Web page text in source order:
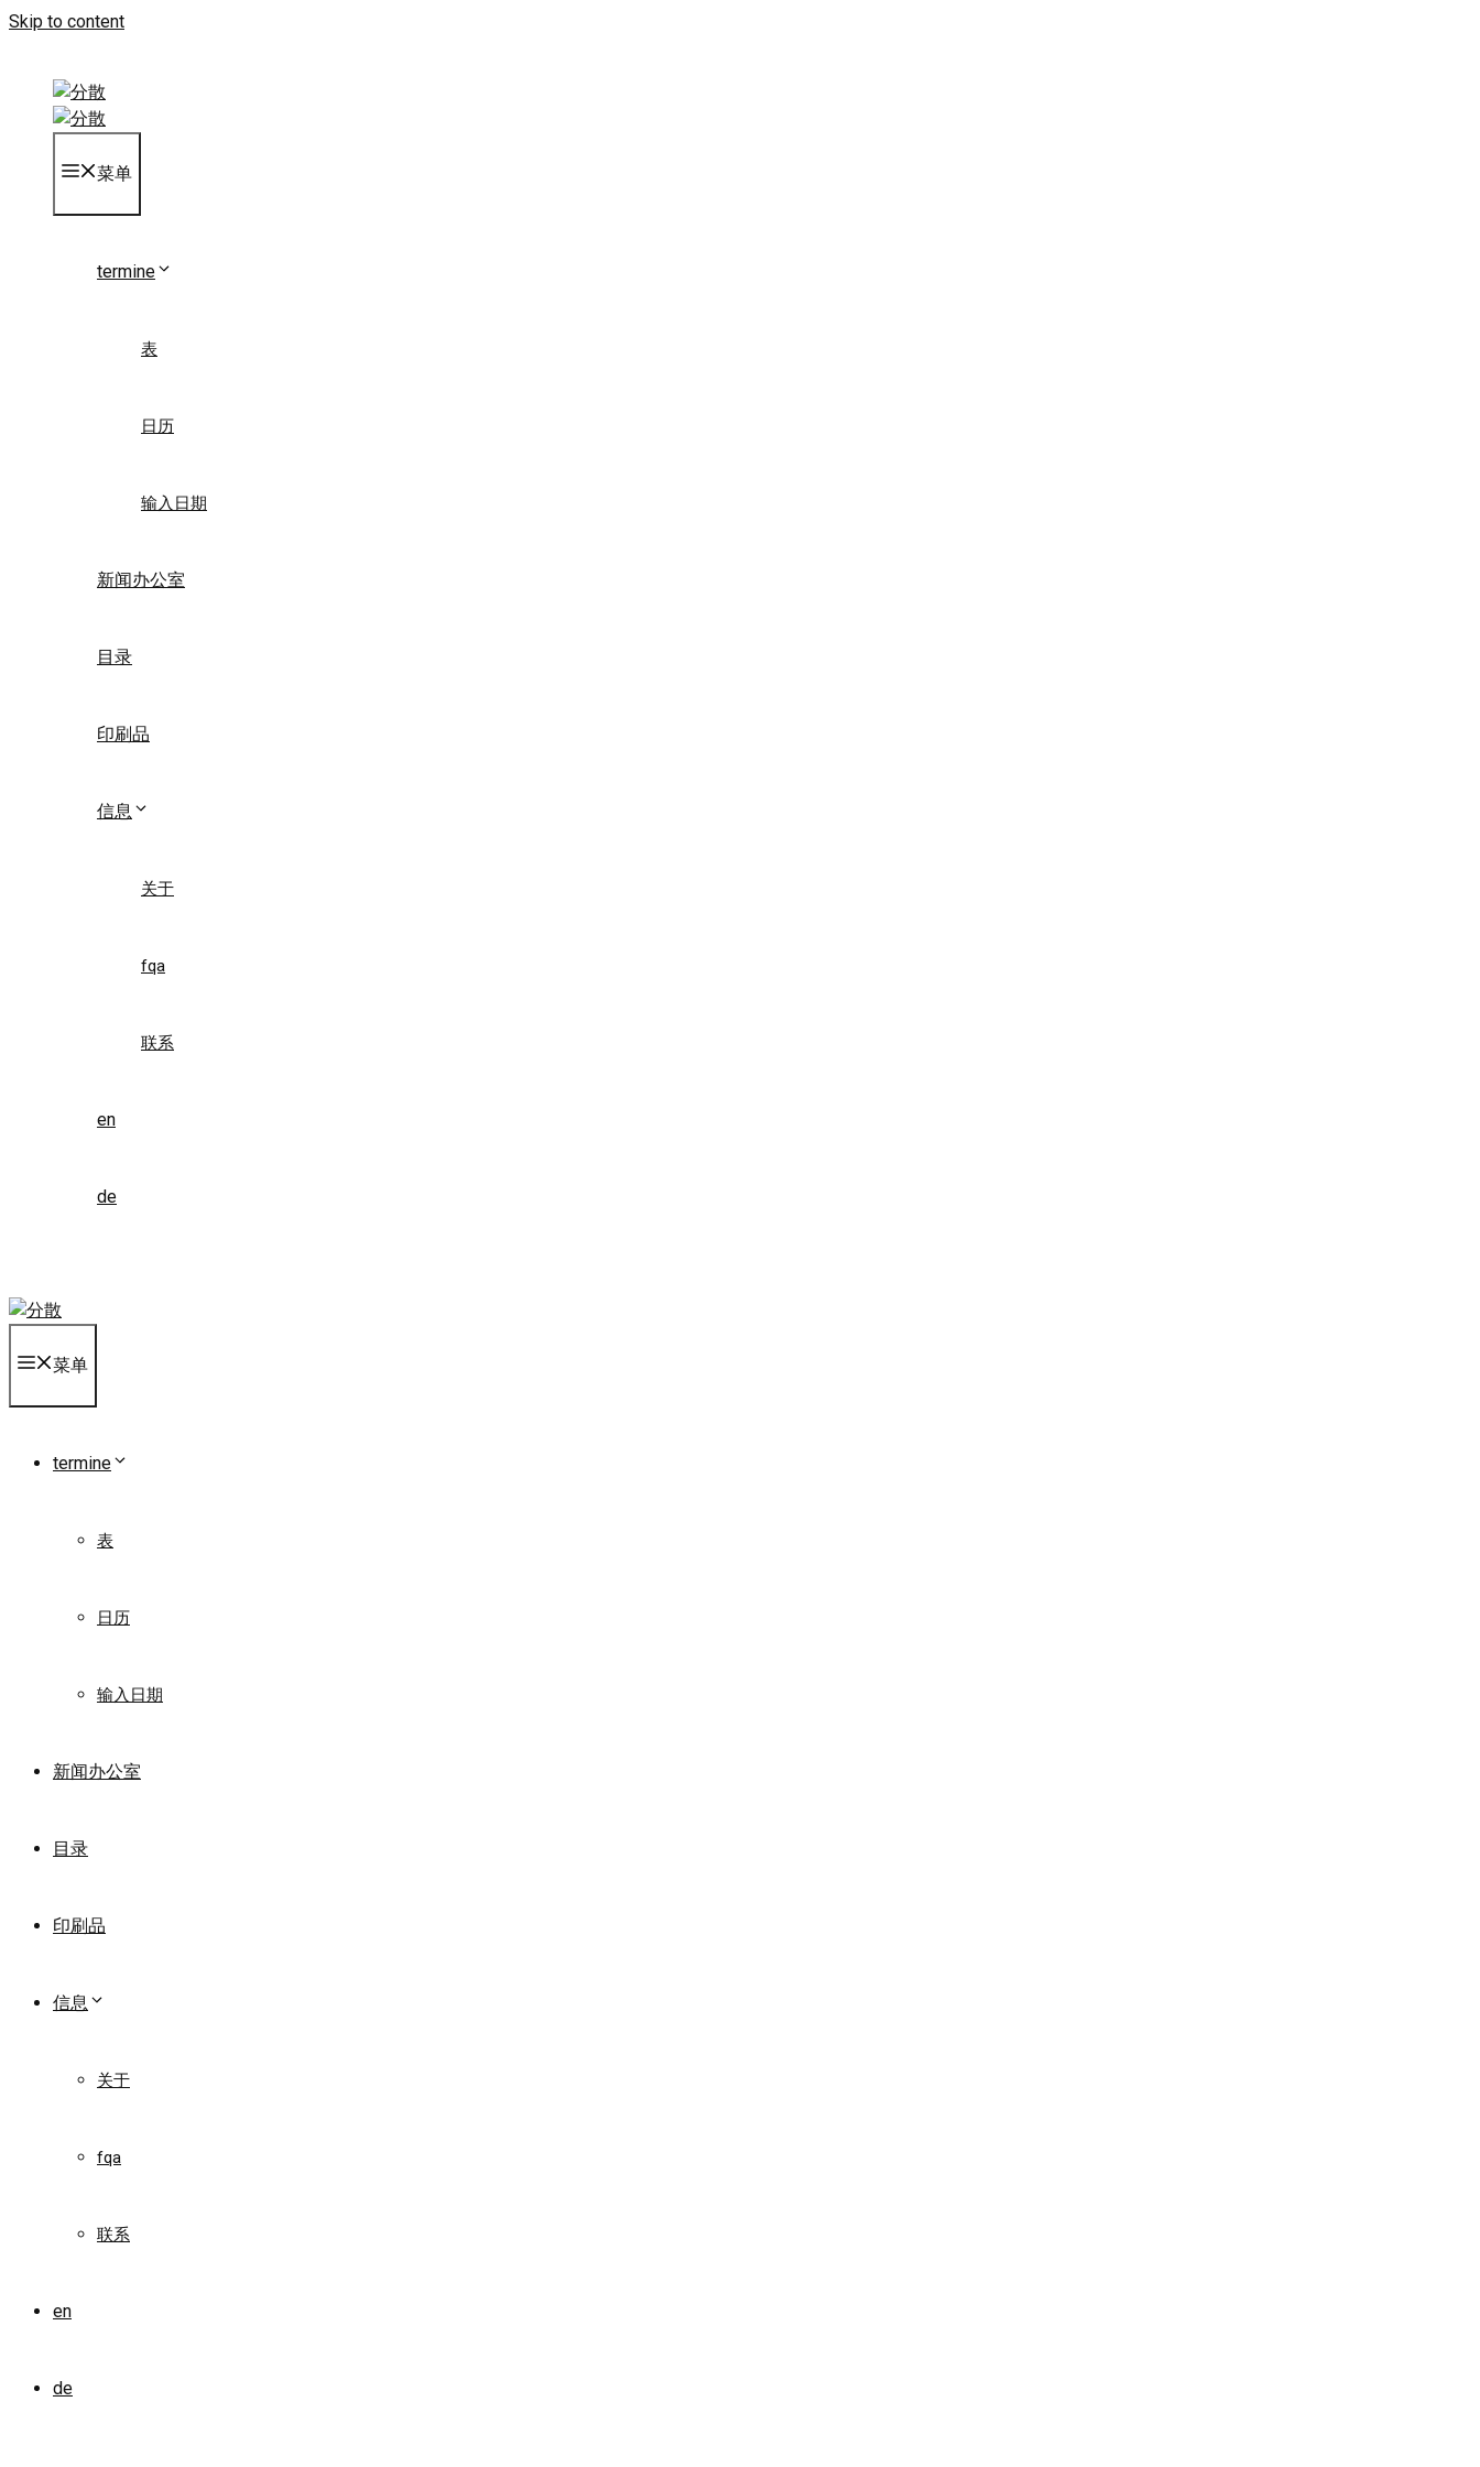
Skip to content
菜单
termine
表
日历
输入日期
新闻办公室
目录
印刷品
信息
关于
fqa
联系
en
de
菜单
termine
表
日历
输入日期
新闻办公室
目录
印刷品
信息
关于
fqa
联系
en
de